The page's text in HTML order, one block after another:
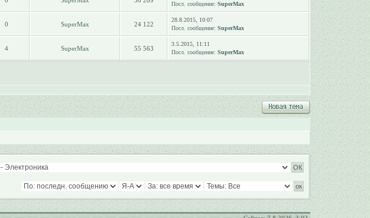
Посл. сообщение: SuperMax
0 SuperMax 24 122
28.8.2015, 10:07
Посл. сообщение: SuperMax
4 SuperMax 55 563
3.5.2015, 11:11
Посл. сообщение: SuperMax